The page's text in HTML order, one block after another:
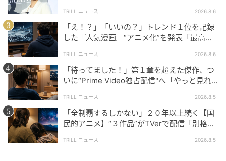
TRILL ニュース 2026.8.6
「え！？」「いいの？」トレンド１位を記録
した『人気漫画』“アニメ化”を発表「最高す
TRILL ニュース 2026.8.6
「待ってました！」第１章を超えた傑作、つ
いに“Prime Video独占配信"へ「やっと見れ
TRILL ニュース 2026.8.5
「全制覇するしかない」２０年以上続く【国
民的アニメ】“３作品”がTVerで配信「別格」
TRILL ニュース 2026.8.5